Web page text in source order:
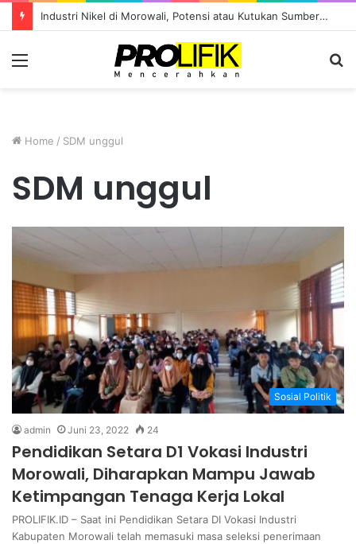
Industri Nikel di Morowali, Potensi atau Kutukan Sumber Daya?
Home / SDM unggul
SDM unggul
Sosial Politik
admin Juni 23, 2022 24
Pendidikan Setara D1 Vokasi Industri
Morowali, Diharapkan Mampu Jawab
Ketimpangan Tenaga Kerja Lokal
PROLIFIK.ID – Saat ini Pendidikan Setara DI Vokasi Industri
Kabupaten Morowali telah memasuki masa seleksi penerimaan